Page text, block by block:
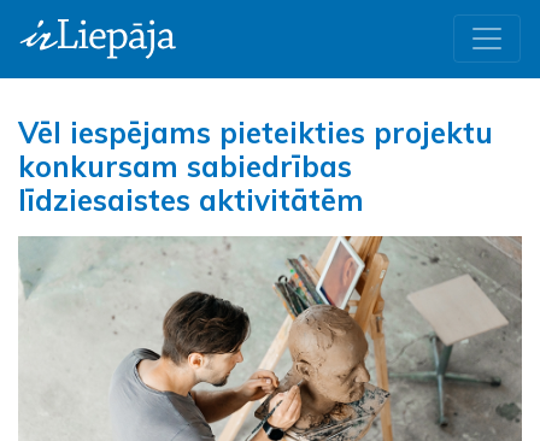
Vēl iespējams pieteikties projektu
konkursam sabiedrības
līdziesaistes aktivitātēm